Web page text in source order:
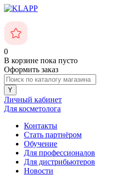
0
В корзине пока пусто
Оформить заказ
Личный кабинет
Для косметолога
Контакты
Стать партнёром
Обучение
Для профессионалов
Для дистрибьютеров
Новости